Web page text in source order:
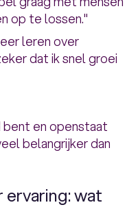
op te lossen."
leren over
dat ik snel groei
en openstaat
belangrijker dan
wat